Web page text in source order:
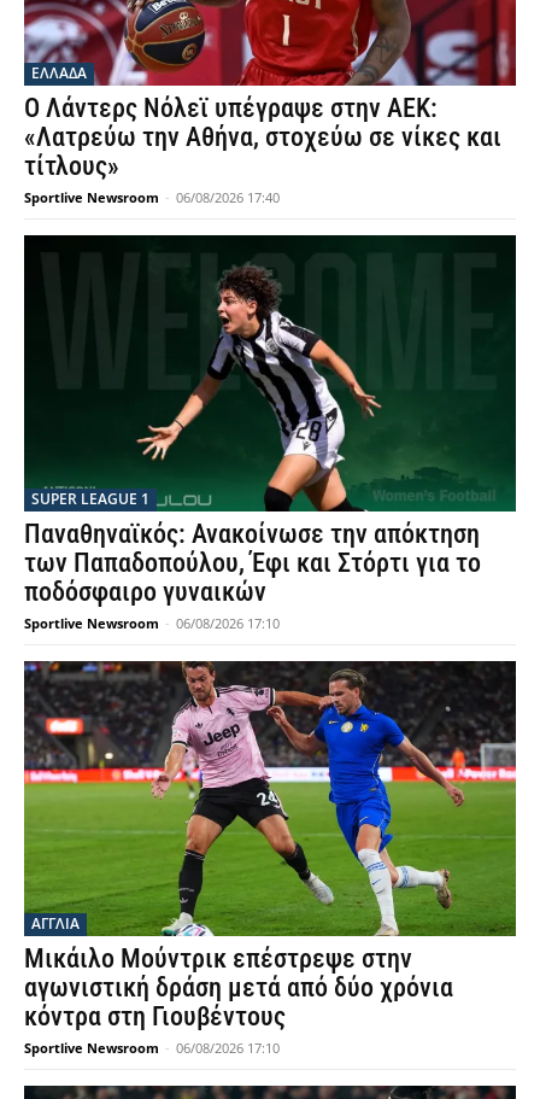
ΕΛΛΑΔΑ
Ο Λάντερς Νόλεϊ υπέγραψε στην ΑΕΚ:
«Λατρεύω την Αθήνα, στοχεύω σε νίκες και
τίτλους»
Sportlive Newsroom - 06/08/2026 17:40
SUPER LEAGUE 1
Παναθηναϊκός: Ανακοίνωσε την απόκτηση
των Παπαδοπούλου, Έφι και Στόρτι για το
ποδόσφαιρο γυναικών
Sportlive Newsroom - 06/08/2026 17:10
ΑΓΓΛΙΑ
Μικάιλο Μούντρικ επέστρεψε στην
αγωνιστική δράση μετά από δύο χρόνια
κόντρα στη Γιουβέντους
Sportlive Newsroom - 06/08/2026 17:10